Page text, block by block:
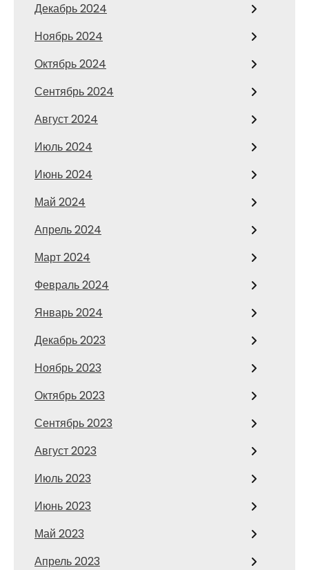
Декабрь 2024
Ноябрь 2024
Октябрь 2024
Сентябрь 2024
Август 2024
Июль 2024
Июнь 2024
Май 2024
Апрель 2024
Март 2024
Февраль 2024
Январь 2024
Декабрь 2023
Ноябрь 2023
Октябрь 2023
Сентябрь 2023
Август 2023
Июль 2023
Июнь 2023
Май 2023
Апрель 2023